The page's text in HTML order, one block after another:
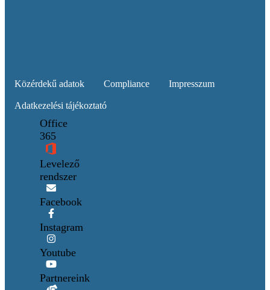
Közérdekű adatok Compliance Impresszum
Adatkezelési tájékoztató
Office
365
Levelező
rendszer
Facebook
Instagram
Youtube
Partnereink